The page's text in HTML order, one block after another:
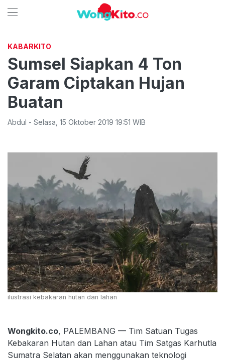
KABARKITO
Sumsel Siapkan 4 Ton
Garam Ciptakan Hujan
Buatan
Abdul - Selasa 15 Oktober 2019 19:51 WIB
ilustrasi kebakaran hutan dan lahan
Wongkito.co, PALEMBANG — Tim Satuan Tugas
Kebakaran Hutan dan Lahan atau Tim Satgas Karhutla
Sumatra Selatan akan menggunakan teknologi